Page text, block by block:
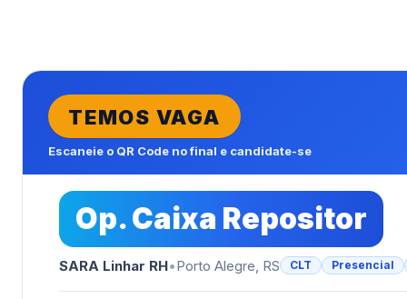
TEMOS VAGA
Escaneie o QR Code no final e candidate-se
Op. Caixa Repositor
SARA Linhar RH•Porto Alegre, RS CLT Presencial